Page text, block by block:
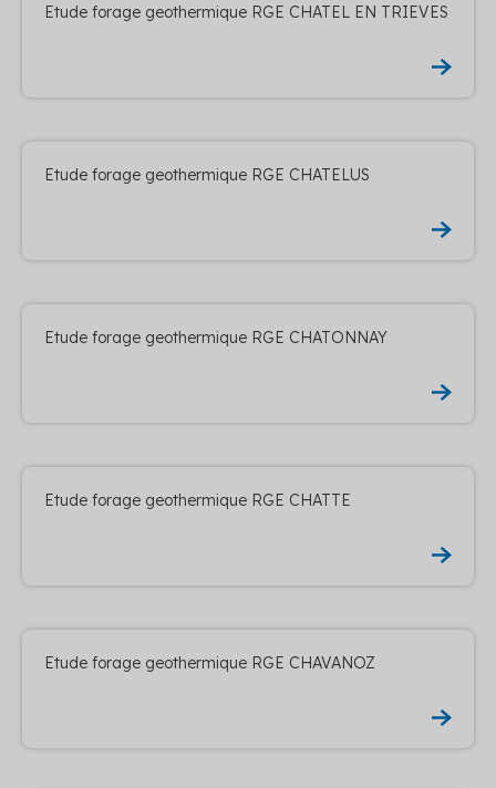
Etude forage geothermique RGE CHATEL EN TRIEVES
Etude forage geothermique RGE CHATELUS
Etude forage geothermique RGE CHATONNAY
Etude forage geothermique RGE CHATTE
Etude forage geothermique RGE CHAVANOZ